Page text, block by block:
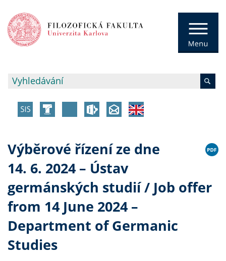
Výběrové řízení ze dne
14. 6. 2024 – Ústav
germánských studií / Job offer
from 14 June 2024 –
Department of Germanic
Studies